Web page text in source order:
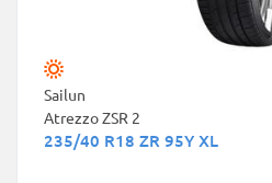
Sailun
Atrezzo ZSR 2
235/40 R18 ZR 95Y XL